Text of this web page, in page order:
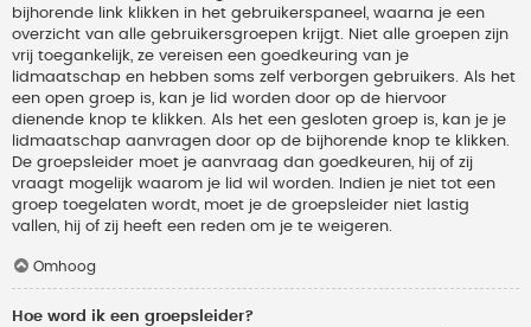
bijhorende link klikken in het gebruikerspaneel, waarna je een
overzicht van alle gebruikersgroepen krijgt. Niet alle groepen zijn
vrij toegankelijk, ze vereisen een goedkeuring van je
lidmaatschap en hebben soms zelf verborgen gebruikers. Als het
een open groep is, kan je lid worden door op de hiervoor
dienende knop te klikken. Als het een gesloten groep is, kan je je
lidmaatschap aanvragen door op de bijhorende knop te klikken.
De groepsleider moet je aanvraag dan goedkeuren, hij of zij
vraagt mogelijk waarom je lid wil worden. Indien je niet tot een
groep toegelaten wordt, moet je de groepsleider niet lastig
vallen, hij of zij heeft een reden om je te weigeren.
Omhoog
Hoe word ik een groepsleider?